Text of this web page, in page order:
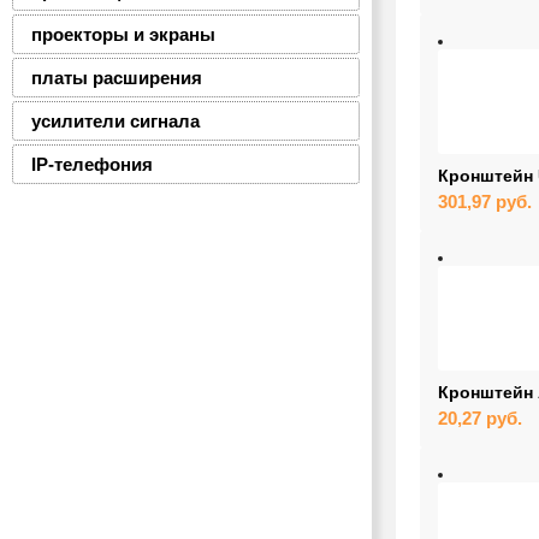
проекторы и экраны
платы расширения
усилители сигнала
IP-телефония
Кронштейн
301,97 руб.
Кронштейн
20,27 руб.